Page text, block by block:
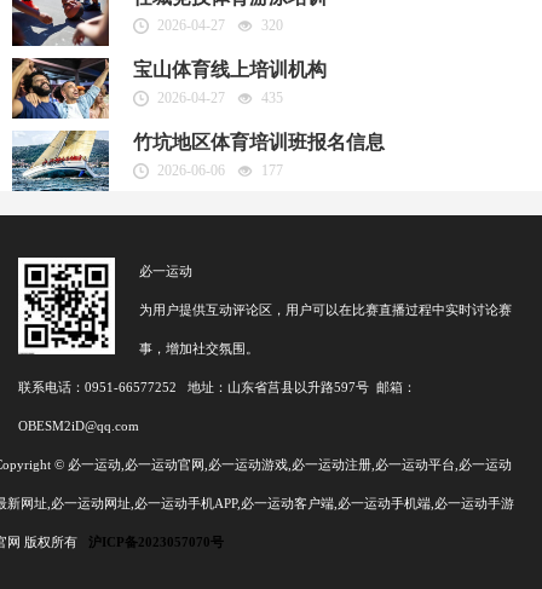
2026-04-27 320
宝山体育线上培训机构
2026-04-27 435
竹坑地区体育培训班报名信息
2026-06-06 177
必一运动
为用户提供互动评论区，用户可以在比赛直播过程中实时讨论赛
事，增加社交氛围。
联系电话：0951-66577252 地址：山东省莒县以升路597号 邮箱：
OBESM2iD@qq.com
© 必一运动,必一运动官网,必一运动游戏,必一运动注册,必一运动平台,必一运动
新网址,必一运动网址,必一运动手机APP,必一运动客户端,必一运动手机端,必一运动手游
网 版权所有 沪ICP备2023057070号